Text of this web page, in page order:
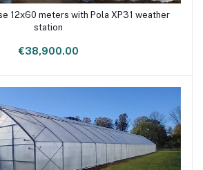
Add to cart
12x60 meters with Pola XP31 weather
station
€38,900.00